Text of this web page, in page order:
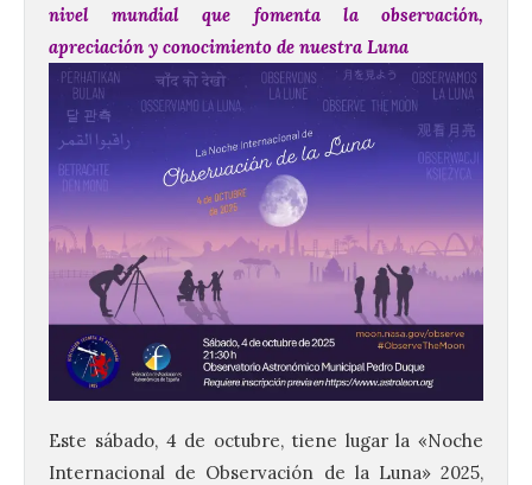
nivel mundial que fomenta la observación,
apreciación y conocimiento de nuestra Luna
Este sábado, 4 de octubre, tiene lugar la «Noche
Internacional de Observación de la Luna» 2025,